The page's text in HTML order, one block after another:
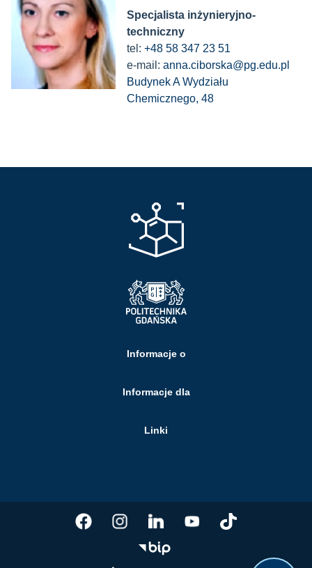
Specjalista inżynieryjno-
techniczny
tel: +48 58 347 23 51
e-mail: anna.ciborska@pg.edu.pl
Budynek A Wydziału
Chemicznego, 48
Informacje o
Informacje dla
Linki